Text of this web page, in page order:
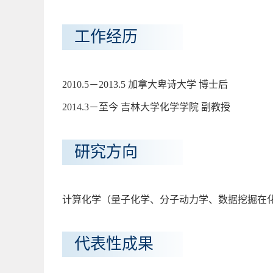
工作经历
2010.5－2013.5 加拿大卑诗大学 博士后
2014.3－至今 吉林大学化学学院 副教授
研究方向
计算化学（量子化学、分子动力学、数据挖掘在
代表性成果